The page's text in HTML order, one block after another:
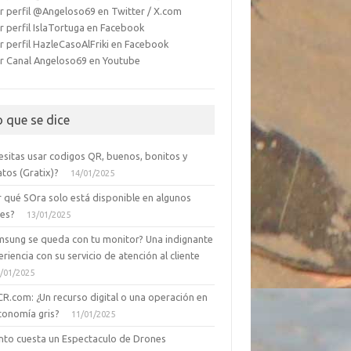
perfil @Angeloso69 en Twitter / X.com
perfil IslaTortuga en Facebook
perfil HazleCasoAlFriki en Facebook
Canal Angeloso69 en Youtube
que se dice
usar codigos QR, buenos, bonitos y
(Gratix)?
14/01/2025
qué SOra solo está disponible en algunos
13/01/2025
se queda con tu monitor? Una indignante
con su servicio de atención al cliente
01/2025
¿Un recurso digital o una operación en
gris?
11/01/2025
cuesta un Espectaculo de Drones